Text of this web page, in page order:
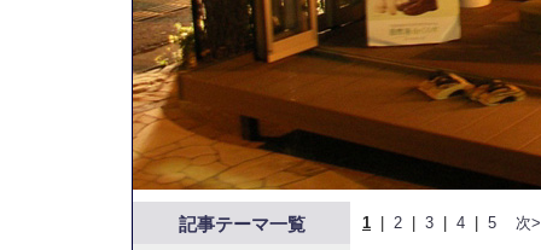
1 2 3 4 5 次>
記事テーマ一覧